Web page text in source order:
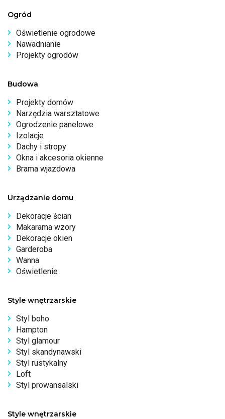
Ogród
Oświetlenie ogrodowe
Nawadnianie
Projekty ogrodów
Budowa
Projekty domów
Narzędzia warsztatowe
Ogrodzenie panelowe
Izolacje
Dachy i stropy
Okna i akcesoria okienne
Brama wjazdowa
Urządzanie domu
Dekoracje ścian
Makarama wzory
Dekoracje okien
Garderoba
Wanna
Oświetlenie
Style wnętrzarskie
Styl boho
Hampton
Styl glamour
Styl skandynawski
Styl rustykalny
Loft
Styl prowansalski
Style wnętrzarskie